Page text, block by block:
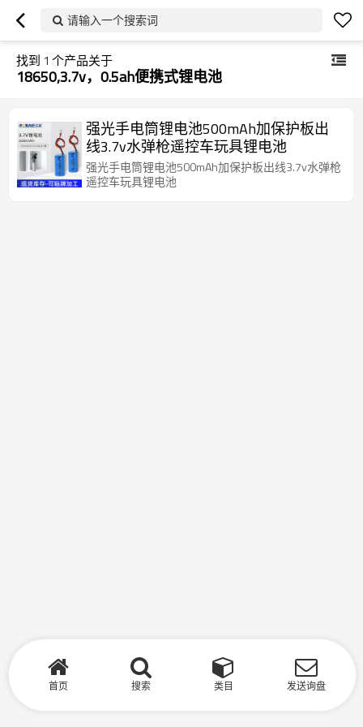
请输入一个搜索词
找到 1 个产品关于
18650,3.7v，0.5ah便携式锂电池
强光手电筒锂电池500mAh加保护板出
线3.7v水弹枪遥控车玩具锂电池
强光手电筒锂电池500mAh加保护板出线3.7v水弹枪
遥控车玩具锂电池
首页 搜索 类目 发送询盘